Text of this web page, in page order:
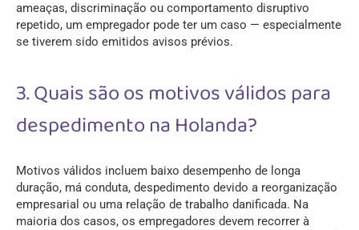
ameaças, discriminação ou comportamento disruptivo
repetido, um empregador pode ter um caso — especialmente
se tiverem sido emitidos avisos prévios.
3. Quais são os motivos válidos para
despedimento na Holanda?
Motivos válidos incluem baixo desempenho de longa
duração, má conduta, despedimento devido a reorganização
empresarial ou uma relação de trabalho danificada. Na
maioria dos casos, os empregadores devem recorrer à